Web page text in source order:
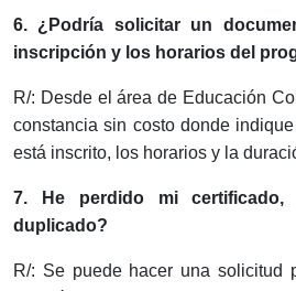
6. ¿Podría solicitar un
inscripción y los horarios del
R/: Desde el área de Educación
constancia sin costo donde
está inscrito, los horarios y la
7. He perdido mi certificado,
duplicado?
R/: Se puede hacer una solicitud